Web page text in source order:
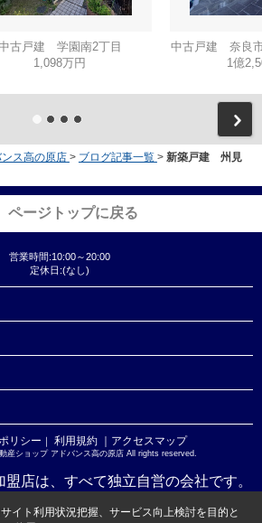
古戸建 学園南2丁目
1,098万円
中古戸建 奈良
1億
ス高の原店 > ブログ記事一覧 > 新築戸建 州見
ページトップに戻る
営業時間:10:00～20:00
定休日:(なし)
リシー 利用規約 ｜アクセスマップ
産ショップ アドバンス高の原店 All rights reserved.
店は、すべて独立自営の会社です。
イト利用状況把握、サービス向上検討を目的と